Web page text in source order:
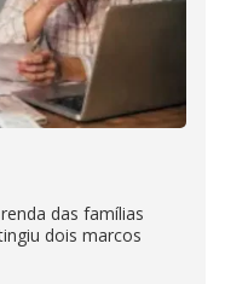
das famílias
dois marcos